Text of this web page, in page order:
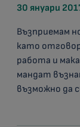
30 януари
Възприемам
като
работа и
мандат
възможно да